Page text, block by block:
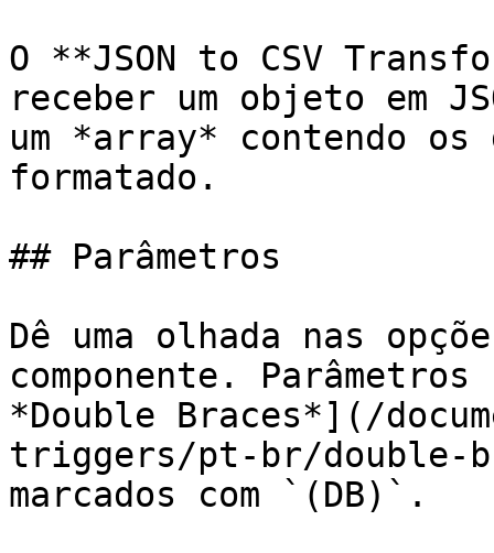
O **JSON to CSV
receber um objeto em
um *array* contendo os
formatado.
## Parâmetros
Dê uma olhada nas
componente.
*Double Braces*](/
triggers/pt-br/double-
marcados com `(DB)`.